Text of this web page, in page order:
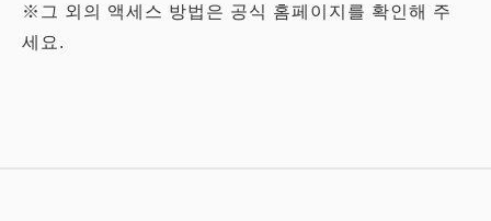
※그 외의 액세스 방법은 공식 홈페이지를 확인해 주
세요.